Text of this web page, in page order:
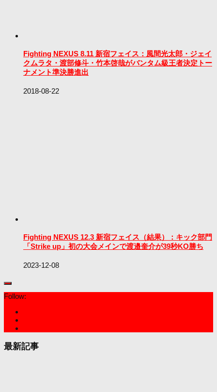
Fighting NEXUS 8.11 新宿フェイス：風間光太郎・ジェイ
クムラタ・渡部修斗・竹本啓哉がバンタム級王者決定トー
ナメント準決勝進出
2018-08-22
Fighting NEXUS 12.3 新宿フェイス（結果）：キック部門
「Strike up」初の大会メインで渡邉奎介が39秒KO勝ち
2023-12-08
Follow:
最新記事